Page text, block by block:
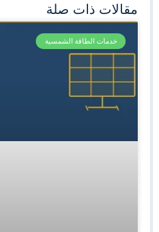
مقالات ذات صلة
خدمات الطاقة الشمسية